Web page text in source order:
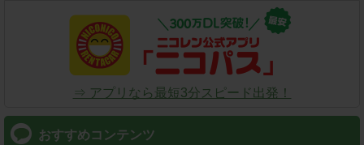
⇒ アプリなら最短3分スピード出発！
おすすめコンテンツ